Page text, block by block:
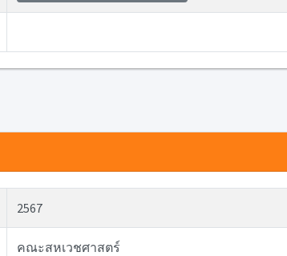
2567
คณะสหเวชศาสตร์